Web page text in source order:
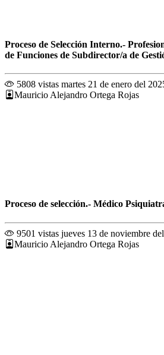
Proceso de Selección Interno.-
de Funciones de Subdirector/a de
5808 vistas martes 21 de enero del
Mauricio Alejandro Ortega Rojas
Proceso de selección.- Médico
9501 vistas jueves 13 de noviembre
Mauricio Alejandro Ortega Rojas